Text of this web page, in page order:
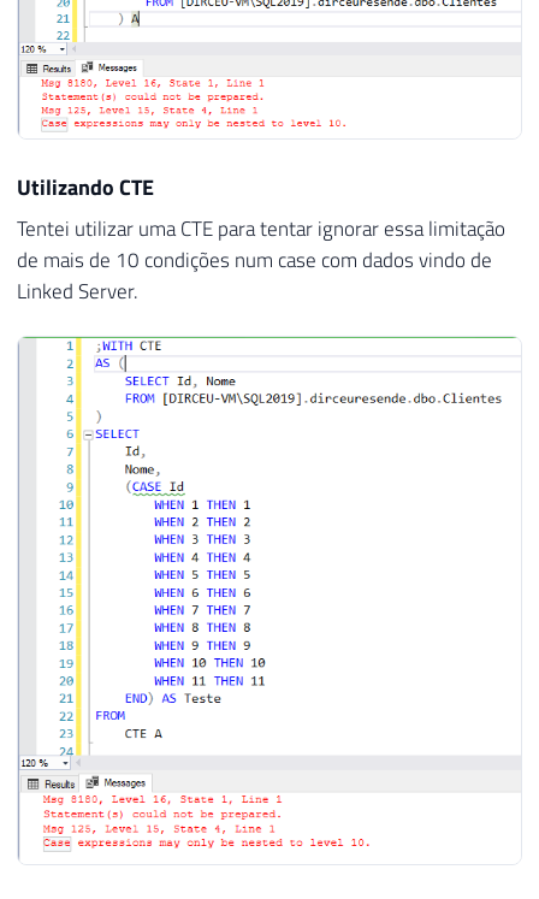
Utilizando CTE
Tentei utilizar uma CTE para tentar ignorar essa limitação
de mais de 10 condições num case com dados vindo de
Linked Server.